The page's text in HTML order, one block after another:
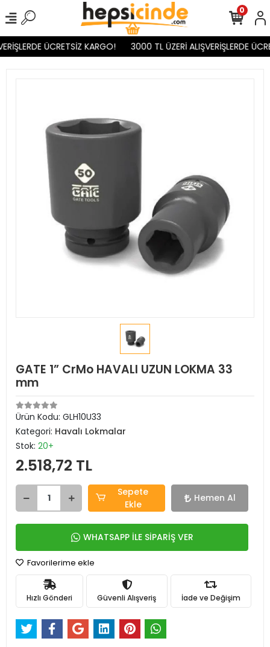
ÜCRETSİZ KARGO! 3000 TL ÜZERİ ALIŞVERİŞLERDE
0
GATE 1” CrMo HAVALI UZUN LOKMA 33
mm
Ürün Kodu: GLH10U33
Kategori: Havalı Lokmalar
Stok: 20+
2.518,72 TL
Sepete
Ekle
Hemen Al
WHATSAPP İLE SİPARİŞ VER
Favorilerime ekle
Hızlı Gönderi Güvenli Alışveriş İade ve Değişim